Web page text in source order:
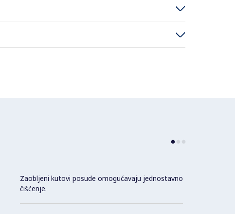
Zaobljeni kutovi posude omogućavaju jednostavno
čišćenje.